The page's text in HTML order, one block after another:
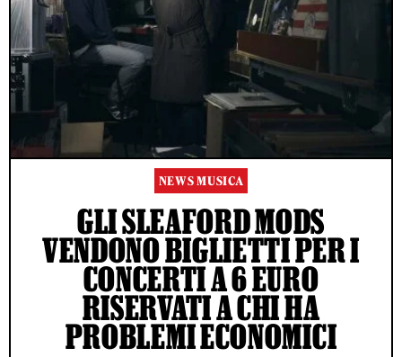
NEWS MUSICA
GLI SLEAFORD MODS
VENDONO BIGLIETTI PER I
CONCERTI A 6 EURO
RISERVATI A CHI HA
PROBLEMI ECONOMICI